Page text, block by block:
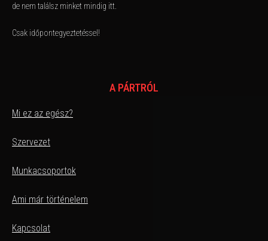
de nem találsz minket mindig itt.
Csak időpontegyeztetéssel!
A PÁRTRÓL
Mi ez az egész?
Szervezet
Munkacsoportok
Ami már történelem
Kapcsolat